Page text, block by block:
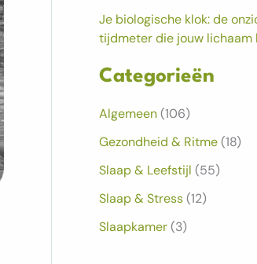
Je biologische klok: de
tijdmeter die jouw lichaam
Categorieën
Algemeen(106)
Gezondheid & Ritme(18)
Slaap & Leefstijl (55)
Slaap & Stress(12)
Slaapkamer(3)